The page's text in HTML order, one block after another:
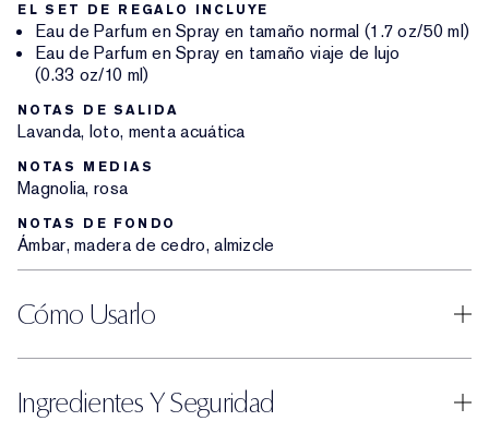
EL SET DE REGALO INCLUYE
Eau de Parfum en Spray en tamaño normal (1.7 oz/50 ml)
Eau de Parfum en Spray en tamaño viaje de lujo
(0.33 oz/10 ml)
NOTAS DE SALIDA
Lavanda, loto, menta acuática
NOTAS MEDIAS
Magnolia, rosa
NOTAS DE FONDO
Ámbar, madera de cedro, almizcle
Cómo Usarlo
Ingredientes Y Seguridad